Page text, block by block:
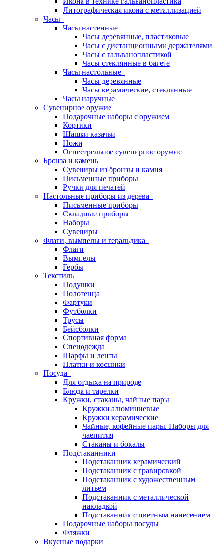
Литографическая икона с металлизацией
Часы
Часы настенные
Часы деревянные, пластиковые
Часы с дистанционными держателями
Часы с гальванопластикой
Часы стеклянные в багете
Часы настольные
Часы деревянные
Часы керамические, стеклянные
Часы наручные
Сувенирное оружие
Подарочные наборы с оружием
Кортики
Шашки казачьи
Ножи
Огнестрельное сувенирное оружие
Бронза и камень
Сувениры из бронзы и камня
Письменные приборы
Ручки для печатей
Настольные приборы из дерева
Письменные приборы
Складные приборы
Наборы
Сувениры
Флаги, вымпелы и геральдика
Флаги
Вымпелы
Гербы
Текстиль
Подушки
Полотенца
Фартуки
Футболки
Трусы
Бейсболки
Спортивная форма
Спецодежда
Шарфы и ленты
Платки и косынки
Посуда
Для отдыха на природе
Блюда и тарелки
Кружки, стаканы, чайные пары
Кружки алюминиевые
Кружки керамические
Чайные, кофейные пары. Наборы для
чаепития
Стаканы и бокалы
Подстаканники
Подстаканник керамический
Подстаканник c гравировкой
Подстаканник с художественным
литьем
Подстаканник с металлической
накладкой
Подстаканник с цветным нанесением
Подарочные наборы посуды
Фляжки
Вкусные подарки